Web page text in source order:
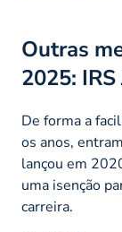
Outras
2025: IRS
De forma a
os anos,
lançou em
uma isenção
carreira.